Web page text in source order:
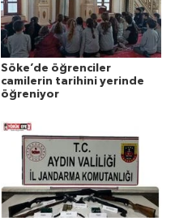
Söke’de öğrenciler
camilerin tarihini yerinde
öğreniyor